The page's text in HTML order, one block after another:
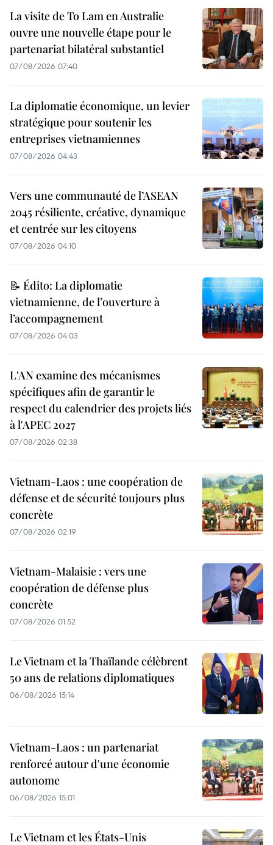
La visite de To Lam en Australie
ouvre une nouvelle étape pour le
partenariat bilatéral substantiel
07/08/2026 07:40
La diplomatie économique, un levier
stratégique pour soutenir les
entreprises vietnamiennes
07/08/2026 04:43
Vers une communauté de l’ASEAN
2045 résiliente, créative, dynamique
et centrée sur les citoyens
07/08/2026 04:10
📝 Édito: La diplomatie
vietnamienne, de l’ouverture à
l’accompagnement
07/08/2026 04:03
L'AN examine des mécanismes
spécifiques afin de garantir le
respect du calendrier des projets liés
à l'APEC 2027
07/08/2026 02:38
Vietnam-Laos : une coopération de
défense et de sécurité toujours plus
concrète
07/08/2026 02:19
Vietnam-Malaisie : vers une
coopération de défense plus
concrète
07/08/2026 01:52
Le Vietnam et la Thaïlande célèbrent
50 ans de relations diplomatiques
06/08/2026 15:14
Vietnam-Laos : un partenariat
renforcé autour d'une économie
autonome
06/08/2026 15:01
Le Vietnam et les États-Unis